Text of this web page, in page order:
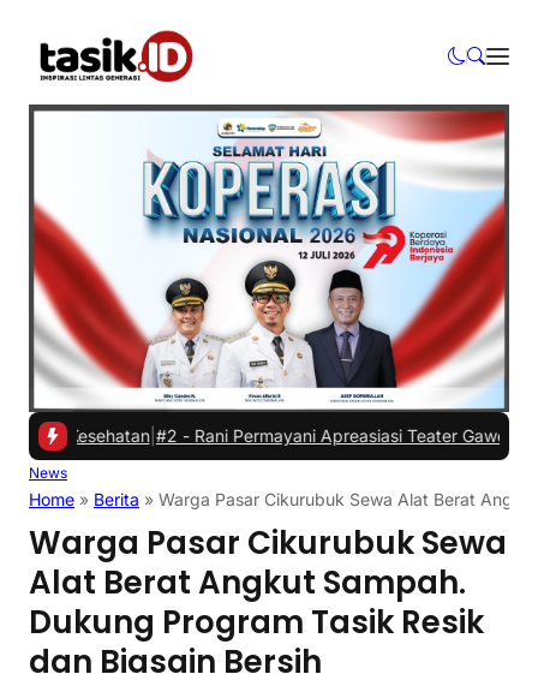
|#2 -Rani Permayani Apreasiasi Teater Gawe SMKN 3
News
Home » Berita » Warga Pasar Cikurubuk Sewa Alat Berat
Warga Pasar Cikurubuk Sewa
Alat Berat Angkut Sampah.
Dukung Program Tasik Resik
dan Biasain Bersih